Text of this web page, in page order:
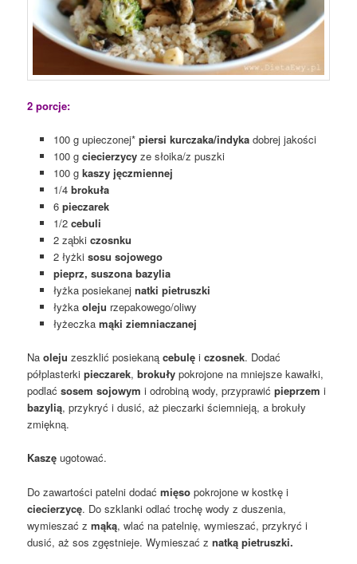
2 porcje:
100 g upieczonej* piersi kurczaka/indykadobrej jakości
100 g ciecierzycyze słoika/z puszki
100 g kaszy jęczmiennej
1/4 brokuła
6 pieczarek
1/2 cebuli
2 ząbki czosnku
2 łyżki sosu sojowego
pieprz, suszona bazylia
łyżka posiekanej natki pietruszki
łyżka oleju rzepakowego/oliwy
łyżeczka mąki ziemniaczanej
Naoleju zeszklić posiekanącebulę iczosnek. Dodać
półplasterkipieczarek,brokuły pokrojone na mniejsze kawałki,
podlaćsosem sojowym i odrobiną wody, przyprawićpieprzemi
bazylią, przykryć i dusić, aż pieczarki ściemnieją, a brokuły
zmiękną.
Kaszę ugotować.
Do zawartości patelni dodaćmięso pokrojone w kostkę i
ciecierzycę. Do szklanki odlać trochę wody z duszenia,
wymieszać z mąką, wlać na patelnię, wymieszać, przykryć i
dusić, aż sos zgęstnieje. Wymieszać znatką pietruszki.